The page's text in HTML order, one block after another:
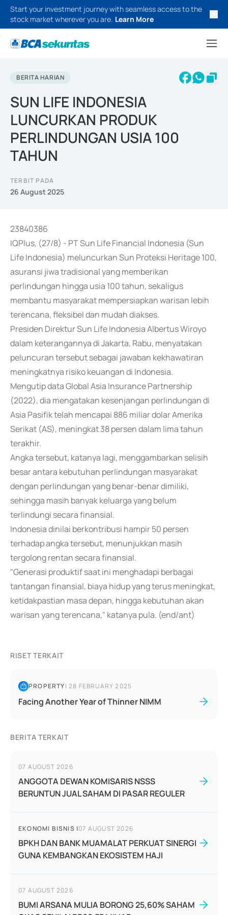
Start your investment journey with seamless access to the
stock market wherever you are. Learn More
BERITA HARIAN
SUN LIFE INDONESIA
LUNCURKAN PRODUK
PERLINDUNGAN USIA 100
TAHUN
TERBIT PADA
26 August 2025
23840386
IQPlus, (27/8) - PT Sun Life Financial Indonesia (Sun
Life Indonesia) meluncurkan Sun Proteksi Heritage 100,
asuransi jiwa tradisional yang memberikan
perlindungan hingga usia 100 tahun, sekaligus
membantu masyarakat mempersiapkan warisan lebih
terencana, fleksibel dan mudah diakses.
Presiden Direktur Sun Life Indonesia Albertus Wiroyo
dalam keterangannya di Jakarta, Rabu, menyatakan
peluncuran tersebut sebagai jawaban kekhawatiran
meningkatnya risiko keuangan di Indonesia.
Mengutip data Global Asia Insurance Partnership
(2022), dia mengatakan kesenjangan perlindungan di
Asia Pasifik telah mencapai 886 miliar dolar Amerika
Serikat (AS), meningkat 38 persen dalam lima tahun
terakhir.
Angka tersebut, katanya lagi, menggambarkan selisih
besar antara kebutuhan perlindungan masyarakat
dengan perlindungan yang benar-benar dimiliki,
sehingga masih banyak keluarga yang belum
terlindungi secara finansial.
Indonesia dinilai berkontribusi hampir 50 persen
terhadap angka tersebut, menunjukkan masih
tergolong rentan secara finansial.
"Generasi produktif saat ini menghadapi berbagai
tantangan finansial, biaya hidup yang terus meningkat,
ketidakpastian masa depan, hingga kebutuhan akan
warisan yang terencana," katanya pula. (end/ant)
RISET TERKAIT
PROPERTY|28 FEBRUARY 2025
Facing Another Year of Thinner NIMM
BERITA TERKAIT
07 AUGUST 2026
ANGGOTA DEWAN KOMISARIS NSSS
BERUNTUN JUAL SAHAM DI PASAR REGULER
EKONOMI BISNIS |07 AUGUST 2026
BPKH DAN BANK MUAMALAT PERKUAT SINERGI
GUNA KEMBANGKAN EKOSISTEM HAJI
07 AUGUST 2026
BUMI ARSANA MULIA BORONG 25,60% SAHAM